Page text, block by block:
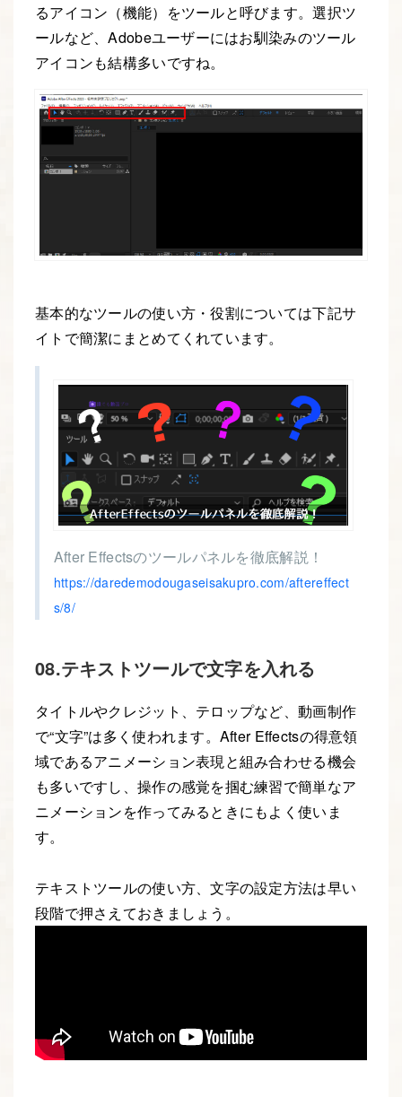
るアイコン（機能）をツールと呼びます。選択ツ
ールなど、Adobeユーザーにはお馴染みのツール
アイコンも結構多いですね。
基本的なツールの使い方・役割については下記サ
イトで簡潔にまとめてくれています。
After Effectsのツールパネルを徹底解説！
https://daredemodougaseisakupro.com/aftereffect
s/8/
08.テキストツールで文字を入れる
タイトルやクレジット、テロップなど、動画制作
で“文字”は多く使われます。After Effectsの得意領
域であるアニメーション表現と組み合わせる機会
も多いですし、操作の感覚を掴む練習で簡単なア
ニメーションを作ってみるときにもよく使いま
す。
テキストツールの使い方、文字の設定方法は早い
段階で押さえておきましょう。